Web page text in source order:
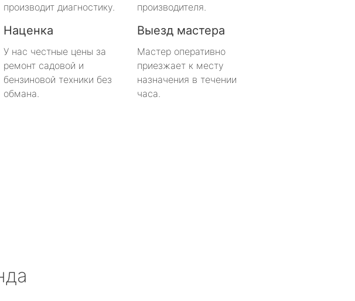
производит диагностику.
производителя.
Наценка
У нас честные цены за
ремонт садовой и
бензиновой техники без
обмана.
Выезд мастера
Мастер оперативно
приезжает к месту
назначения в течении
часа.